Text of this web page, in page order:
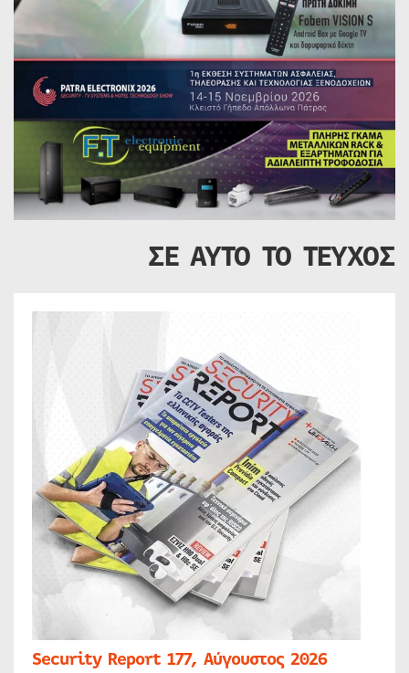
ΣΕ ΑΥΤΟ ΤΟ ΤΕΥΧΟΣ
Security Report 177, Αύγουστος 2026